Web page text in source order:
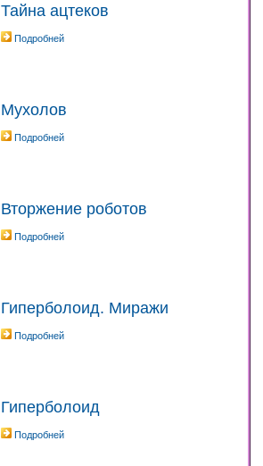
Тайна ацтеков
Подробней
Мухолов
Подробней
Вторжение роботов
Подробней
Гиперболоид. Миражи
Подробней
Гиперболоид
Подробней